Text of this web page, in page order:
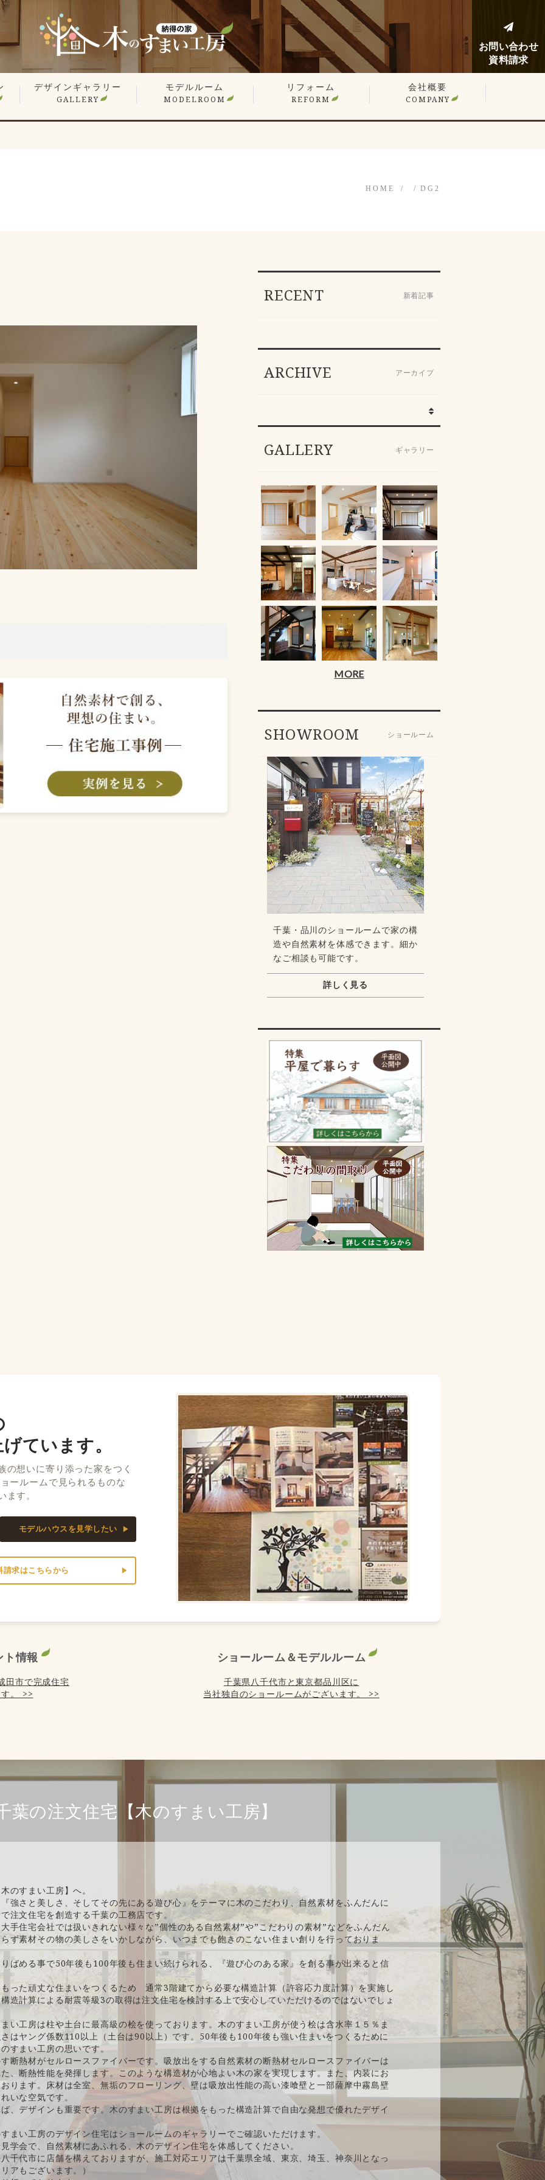
デザインギャラリー
GALLERY
住宅 施工事例
商業施設 施工事例
YouTube
オーナー様のお住まい拝見
平屋特集
こだわりの間取り
モデルルーム
MODELROOM
リフォーム
REFORM
戸建てリフォーム
マンションリフォーム
リフォーム施工事例
リフォームノウハウブログ
会社概要
COMPANY
HOME DG2
RECENT 新着記事
ARCHIVE アーカイブ
GALLERY ギャラリー
MORE
SHOWROOM ショールーム
千葉・品川のショールームで家の構
造や自然素材を体感できます。細か
なご相談も可能です。
詳しく見る
ています。
の想いに寄り添った家をつく
ールームで見られるものな
す。
モデルハウスを見学したい
求はこちらから
ト情報
田市で完成住宅
。 >>
ショールーム＆モデルルーム
千葉県八千代市と東京都品川区に
当社独自のショールームがございます。 >>
葉の注文住宅【木のすまい工房】
のすまい工房】へ。
強さと美しさ、そしてその先にある遊び心』をテーマに木のこだわり、自然素材をふんだんに
注文住宅を創造する千葉の工務店です。
手住宅会社では扱いきれない様々な”個性のある自然素材”や”こだわりの素材”などをふんだん
ず素材その物の美しさをいかしながら、いつまでも飽きのこない住まい創りを行っておりま
ばめる事で50年後も100年後も住まい続けられる、『遊び心のある家』を創る事が出来ると信
った頑丈な住まいをつくるため 通常3階建てから必要な構造計算（許容応力度計算）を実施し
造計算による耐震等級3の取得は注文住宅を検討する上で安心していただけるのではないでしょ
い工房は柱や土台に最高級の桧を使っております。木のすまい工房が使う桧は含水率１５％ま
はヤング係数110以上（土台は90以上）です。50年後も100年後も強い住まいをつくるために
すまい工房の思いです。
断熱材がセルロースファイバーです。吸放出をする自然素材の断熱材セルロースファイバーは
、断熱性能を発揮します。このような構造材が心地よい木の家を実現します。また、内装にお
ります。床材は全室、無垢のフローリング、壁は吸放出性能の高い漆喰壁と一部薩摩中霧島壁
いな空気です。
、デザインも重要です。木のすまい工房は根拠をもった構造計算で自由な発想で優れたデザイ
まい工房のデザイン住宅はショールームのギャラリーでご確認いただけます。
学会で、自然素材にあふれる、木のデザイン住宅を体感してください。
千代市に店舗を構えておりますが、施工対応エリアは千葉県全域、東京、埼玉、神奈川となっ
アもございます。）
お問い合わせ
資料請求